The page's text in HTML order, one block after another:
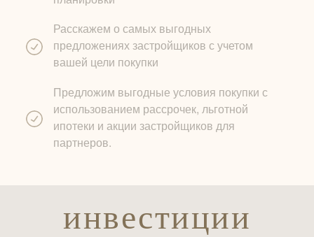
Предложим выгодные условия покупки с
использованием рассрочек, льготной
ипотеки и акции застройщиков для
партнеров.
Расскажем о самых выгодных
предложениях застройщиков с учетом
вашей цели покупки
инвестиции